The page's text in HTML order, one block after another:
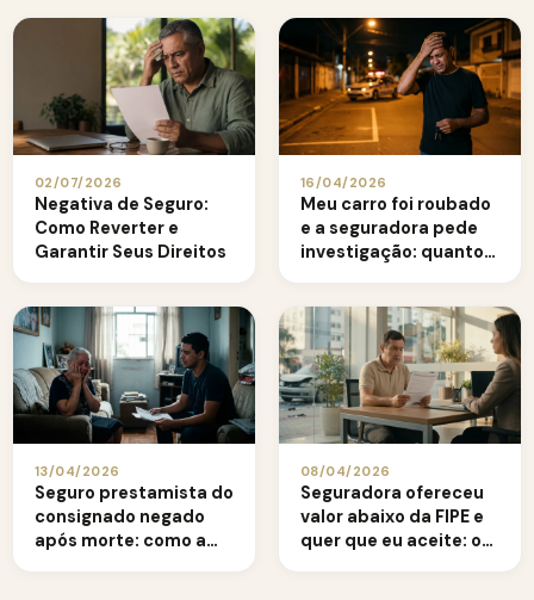
02/07/2026
Negativa de Seguro:
Como Reverter e
Garantir Seus Direitos
16/04/2026
Meu carro foi roubado
e a seguradora pede
investigação: quanto
13/04/2026
Seguro prestamista do
consignado negado
após morte: como a
08/04/2026
Seguradora ofereceu
valor abaixo da FIPE e
quer que eu aceite: o